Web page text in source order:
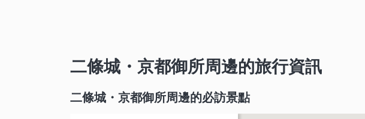
二條城・京都御所周邊的旅行資訊
二條城・京都御所周邊的必訪景點